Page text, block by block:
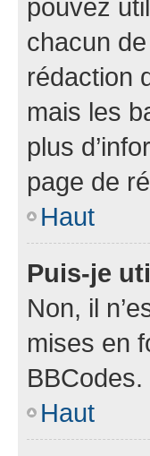
pouvez
chacun
rédaction
mais les
plus
page de
Haut
Puis-je
Non, il
mises en
BBCodes.
Haut